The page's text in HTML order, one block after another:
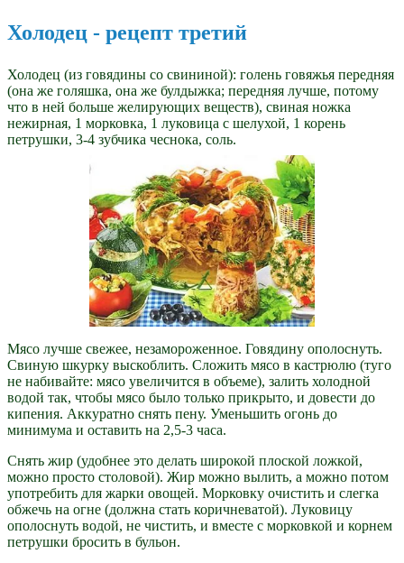
Холодец - рецепт третий
Холодец (из говядины со свининой): голень говяжья передняя
(она же голяшка, она же булдыжка; передняя лучше, потому
что в ней больше желирующих веществ), свиная ножка
нежирная, 1 морковка, 1 луковица с шелухой, 1 корень
петрушки, 3-4 зубчика чеснока, соль.
Мясо лучше свежее, незамороженное. Говядину ополоснуть.
Свиную шкурку выскоблить. Сложить мясо в кастрюлю (туго
не набивайте: мясо увеличится в объеме), залить холодной
водой так, чтобы мясо было только прикрыто, и довести до
кипения. Аккуратно снять пену. Уменьшить огонь до
минимума и оставить на 2,5-3 часа.
Снять жир (удобнее это делать широкой плоской ложкой,
можно просто столовой). Жир можно вылить, а можно потом
употребить для жарки овощей. Морковку очистить и слегка
обжечь на огне (должна стать коричневатой). Луковицу
ополоснуть водой, не чистить, и вместе с морковкой и корнем
петрушки бросить в бульон.